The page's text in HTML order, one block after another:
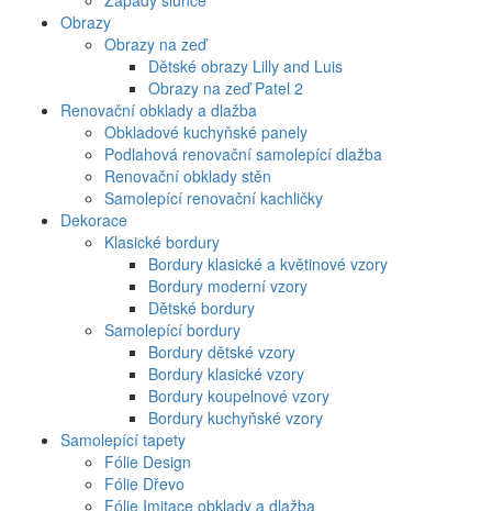
Obrazy
Obrazy na zeď
Dětské obrazy Lilly and Luis
Obrazy na zeď Patel 2
Renovační obklady a dlažba
Obkladové kuchyňské panely
Podlahová renovační samolepící dlažba
Renovační obklady stěn
Samolepící renovační kachličky
Dekorace
Klasické bordury
Bordury klasické a květinové vzory
Bordury moderní vzory
Dětské bordury
Samolepící bordury
Bordury dětské vzory
Bordury klasické vzory
Bordury koupelnové vzory
Bordury kuchyňské vzory
Samolepící tapety
Fólie Design
Fólie Dřevo
Fólie Imitace obklady a dlažba